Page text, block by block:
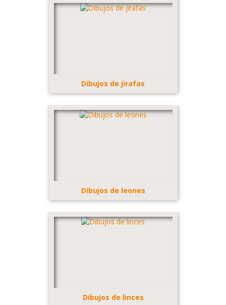
Dibujos de jirafas
Dibujos de leones
Dibujos de linces